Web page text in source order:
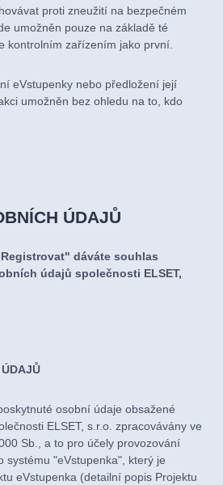
proti zneužití na bezpečném
umožněn pouze na základě té
kontrolním zařízením jako první.
eVstupenky nebo předložení její
umožněn bez ohledu na to, kdo
ÚDAJŮ
dáváte souhlas
údajů společnosti ELSET,
osobní údaje obsažené
ELSET, s.r.o. zpracovávány ve
Sb., a to pro účely provozování
systému "eVstupenka", který je
eVstupenka (detailní popis Projektu